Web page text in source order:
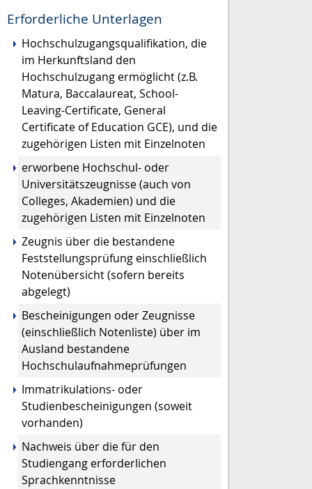
Erforderliche Unterlagen
Hochschulzugangsqualifikation, die
im Herkunftsland den
Hochschulzugang ermöglicht (z.B.
Matura, Baccalaureat, School-
Leaving-Certificate, General
Certificate of Education GCE), und die
zugehörigen Listen mit Einzelnoten
erworbene Hochschul- oder
Universitätszeugnisse (auch von
Colleges, Akademien) und die
zugehörigen Listen mit Einzelnoten
Zeugnis über die bestandene
Feststellungsprüfung einschließlich
Notenübersicht (sofern bereits
abgelegt)
Bescheinigungen oder Zeugnisse
(einschließlich Notenliste) über im
Ausland bestandene
Hochschulaufnahmeprüfungen
Immatrikulations- oder
Studienbescheinigungen (soweit
vorhanden)
Nachweis über die für den
Studiengang erforderlichen
Sprachkenntnisse